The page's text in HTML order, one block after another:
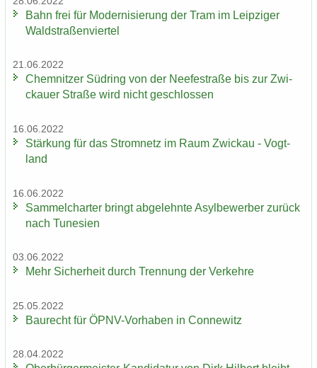
Bahn frei für Mo­der­ni­sie­rung der Tram im Leip­zi­ger
Wald­stra­ßen­vier­tel
21.06.2022
Chem­nit­zer Süd­ring von der Nee­fe­st­ra­ße bis zur Zwi­
ckau­er Stra­ße wird nicht ge­schlos­sen
16.06.2022
Stär­kung für das Strom­netz im Raum Zwi­ckau - Vogt­
land
16.06.2022
Sam­mel­char­ter bringt ab­ge­lehn­te Asyl­be­wer­ber zu­rück
nach Tu­ne­si­en
03.06.2022
Mehr Si­cher­heit durch Tren­nung der Ver­keh­re
25.05.2022
Bau­recht für ÖPNV-​Vorhaben in Con­ne­witz
28.04.2022